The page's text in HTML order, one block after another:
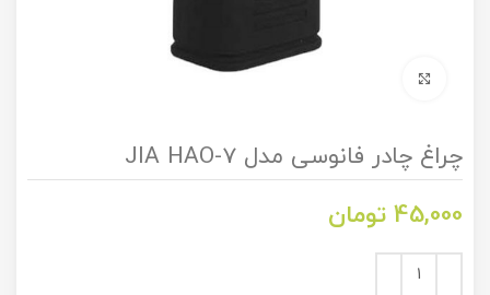
چراغ چادر فانوسی مدل JIA HAO-7
45,000 تومان